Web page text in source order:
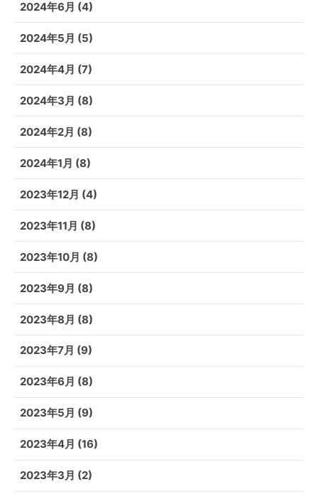
2024年6月 (4)
2024年5月 (5)
2024年4月 (7)
2024年3月 (8)
2024年2月 (8)
2024年1月 (8)
2023年12月 (4)
2023年11月 (8)
2023年10月 (8)
2023年9月 (8)
2023年8月 (8)
2023年7月 (9)
2023年6月 (8)
2023年5月 (9)
2023年4月 (16)
2023年3月 (2)